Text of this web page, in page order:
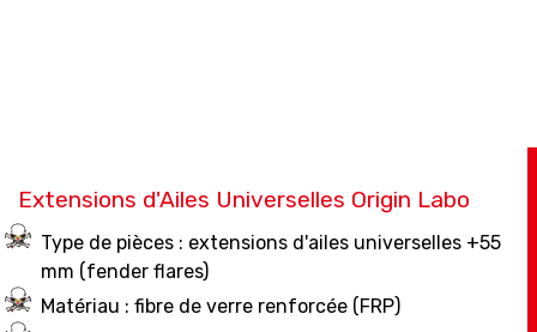
Extensions d'Ailes Universelles Origin Labo
Type de pièces : extensions d'ailes universelles +55
mm (fender flares)
Matériau : fibre de verre renforcée (FRP)